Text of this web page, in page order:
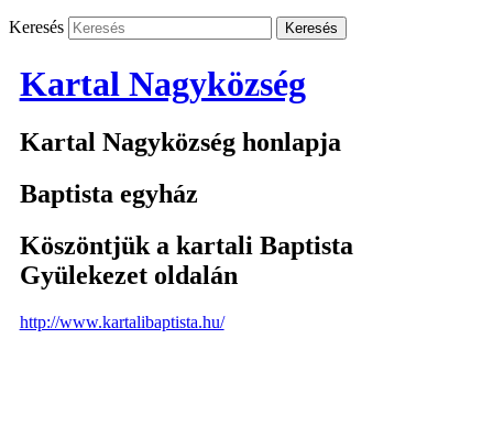
Keresés
Kartal Nagyközség
Kartal Nagyközség honlapja
Baptista egyház
Köszöntjük a kartali Baptista
Gyülekezet oldalán
http://www.kartalibaptista.hu/